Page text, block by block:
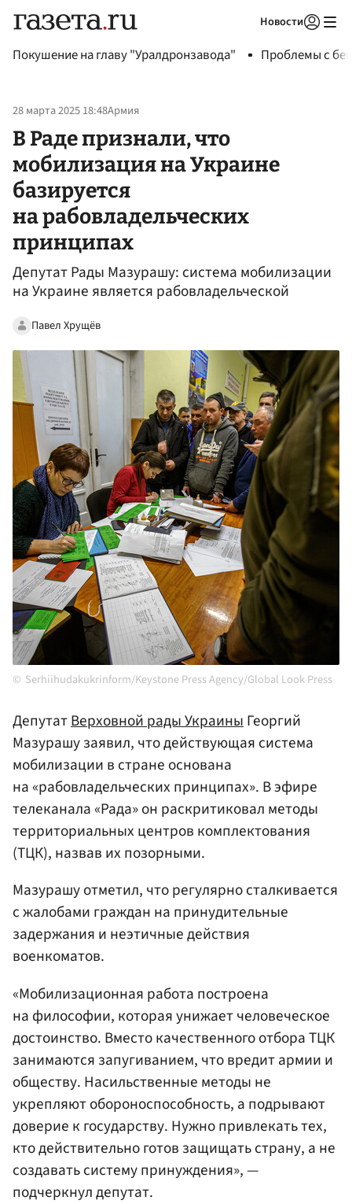
Новости
Покушение на главу "Уралдронзавода" Проблемы с
28 марта 2025 18:48Армия
В Раде признали, что
мобилизация на Украине
базируется
на рабовладельческих
принципах
Депутат Рады Мазурашу: система мобилизации
на Украине является рабовладельческой
Павел Хрущёв
Serhiihudakukrinform/Keystone Press Agency/Global Look Press
ДепутатВерховной рады УкраиныГеоргий
Мазурашу заявил, что действующая система
мобилизации в стране основана
на «рабовладельческих принципах». В эфире
телеканала «Рада» он раскритиковал методы
территориальных центров комплектования
(ТЦК), назвав их позорными.
Мазурашу отметил, что регулярно сталкивается
с жалобами граждан на принудительные
задержания и неэтичные действия
военкоматов.
«Мобилизационная работа построена
на философии, которая унижает человеческое
достоинство. Вместо качественного отбора ТЦК
занимаются запугиванием, что вредит армии и
обществу. Насильственные методы не
укрепляют обороноспособность, а подрывают
доверие к государству. Нужно привлекать тех,
кто действительно готов защищать страну, а не
создавать систему принуждения», —
подчеркнул депутат.